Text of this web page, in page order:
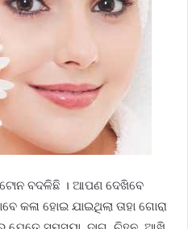
ବଦଳିଛି । ଆପଣ ଦେଖିବେ
କଳା ହୋଇ ଯାଇଥିଲା ତାହା ଗୋରା